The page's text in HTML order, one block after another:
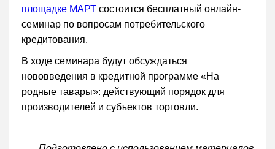
площадке МАРТ состоится бесплатный онлайн-
семинар по вопросам потребительского
кредитования.
В ходе семинара будут обсуждаться
нововведения в кредитной программе «На
родные тавары»: действующий порядок для
производителей и субъектов торговли.